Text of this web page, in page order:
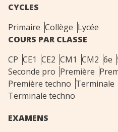
CYCLES
Primaire Collège Lycée
COURS PAR CLASSE
CP CE1 CE2 CM1 CM2 6e
Seconde pro Première
Première techno Terminale
Terminale techno
EXAMENS